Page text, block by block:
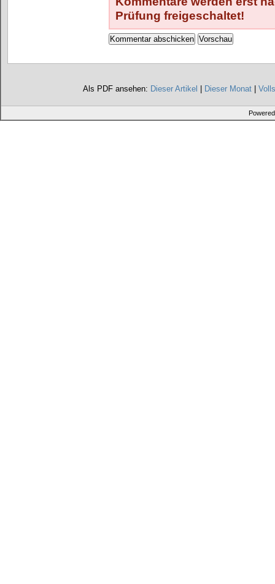
Prüfung freigeschaltet!
Als PDF ansehen: Dieser Artikel Dieser Monat|